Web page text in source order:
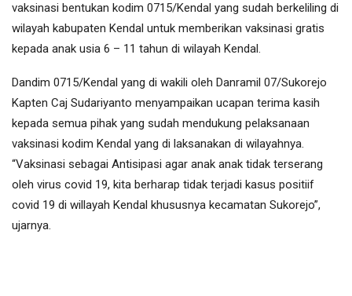
vaksinasi bentukan kodim 0715/Kendal yang sudah berkeliling di
wilayah kabupaten Kendal untuk memberikan vaksinasi gratis
kepada anak usia 6 – 11 tahun di wilayah Kendal.
Dandim 0715/Kendal yang di wakili oleh Danramil 07/Sukorejo
Kapten Caj Sudariyanto menyampaikan ucapan terima kasih
kepada semua pihak yang sudah mendukung pelaksanaan
vaksinasi kodim Kendal yang di laksanakan di wilayahnya.
“Vaksinasi sebagai Antisipasi agar anak anak tidak terserang
oleh virus covid 19, kita berharap tidak terjadi kasus positiif
covid 19 di willayah Kendal khususnya kecamatan Sukorejo”,
ujarnya.